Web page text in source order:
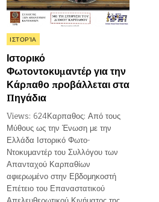
Posted
in
ΙΣΤΟΡΊΑ
Ιστορικό
Φωτοντοκυμαντέρ για την
Κάρπαθο προβάλλεται στα
Πηγάδια
Views: 624Καρπαθος: Από τους
Μύθους ως την Ένωση με την
Ελλάδα Ιστορικό Φωτο-
Ντοκυμαντέρ του Συλλόγου των
Απανταχού Καρπαθίων
αφιερωμένο στην Εβδομηκοστή
Επέτειο του Επαναστατικού